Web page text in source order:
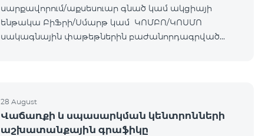
սարքավորում/աքսեսուար գնած կամ ակցիայի
ենթակա ԲիՖրի/Սմարթ կամ ԿՈՄԲՈ/ԿՈՍՄՈ
սակագնային փաթեթներին բաժանորդագրված
28 August
Վաճառքի և սպասարկման կենտրոնների
աշխատանքային գրաֆիկը